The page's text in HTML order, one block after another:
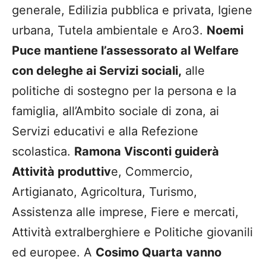
generale, Edilizia pubblica e privata, Igiene
urbana, Tutela ambientale e Aro3. Noemi
Puce mantiene l’assessorato al Welfare
con deleghe ai Servizi sociali, alle
politiche di sostegno per la persona e la
famiglia, all’Ambito sociale di zona, ai
Servizi educativi e alla Refezione
scolastica. Ramona Visconti guiderà
Attività produttive, Commercio,
Artigianato, Agricoltura, Turismo,
Assistenza alle imprese, Fiere e mercati,
Attività extralberghiere e Politiche giovanili
ed europee. A Cosimo Quarta vanno